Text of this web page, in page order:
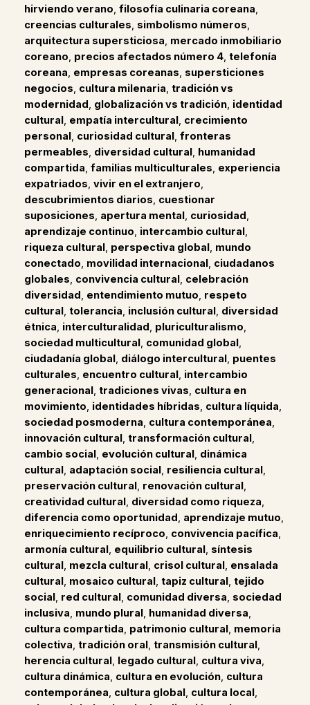
hirviendo verano, filosofía culinaria coreana,
creencias culturales, simbolismo números,
arquitectura supersticiosa, mercado inmobiliario
coreano, precios afectados número 4, telefonía
coreana, empresas coreanas, supersticiones
negocios, cultura milenaria, tradición vs
modernidad, globalización vs tradición, identidad
cultural, empatía intercultural, crecimiento
personal, curiosidad cultural, fronteras
permeables, diversidad cultural, humanidad
compartida, familias multiculturales, experiencia
expatriados, vivir en el extranjero,
descubrimientos diarios, cuestionar
suposiciones, apertura mental, curiosidad,
aprendizaje continuo, intercambio cultural,
riqueza cultural, perspectiva global, mundo
conectado, movilidad internacional, ciudadanos
globales, convivencia cultural, celebración
diversidad, entendimiento mutuo, respeto
cultural, tolerancia, inclusión cultural, diversidad
étnica, interculturalidad, pluriculturalismo,
sociedad multicultural, comunidad global,
ciudadanía global, diálogo intercultural, puentes
culturales, encuentro cultural, intercambio
generacional, tradiciones vivas, cultura en
movimiento, identidades híbridas, cultura líquida,
sociedad posmoderna, cultura contemporánea,
innovación cultural, transformación cultural,
cambio social, evolución cultural, dinámica
cultural, adaptación social, resiliencia cultural,
preservación cultural, renovación cultural,
creatividad cultural, diversidad como riqueza,
diferencia como oportunidad, aprendizaje mutuo,
enriquecimiento recíproco, convivencia pacífica,
armonía cultural, equilibrio cultural, síntesis
cultural, mezcla cultural, crisol cultural, ensalada
cultural, mosaico cultural, tapiz cultural, tejido
social, red cultural, comunidad diversa, sociedad
inclusiva, mundo plural, humanidad diversa,
cultura compartida, patrimonio cultural, memoria
colectiva, tradición oral, transmisión cultural,
herencia cultural, legado cultural, cultura viva,
cultura dinámica, cultura en evolución, cultura
contemporánea, cultura global, cultura local,